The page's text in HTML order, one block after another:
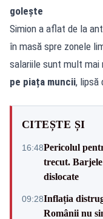
golește
Simion a aflat de la
în masă spre zonele
salariile sunt mult mai
pe piața muncii, lipsă
CITEȘTE ȘI
16:48Pericolul
trecut.
dislocate
09:28Inflația
Românii nu